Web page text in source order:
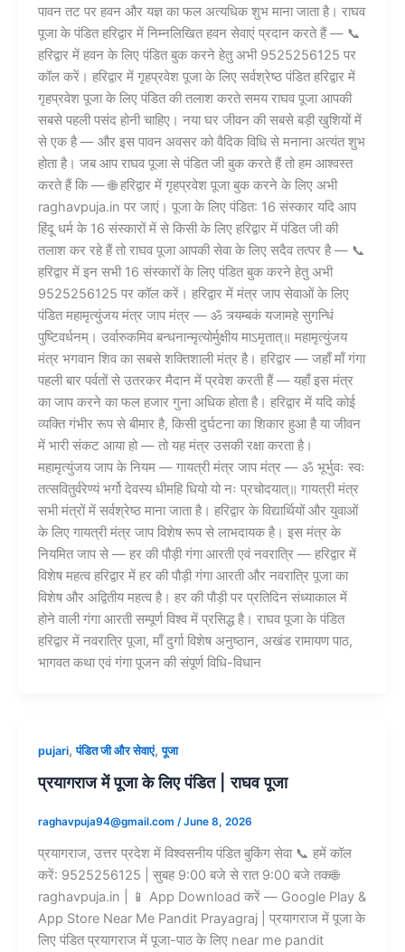
पावन तट पर हवन और यज्ञ का फल अत्यधिक शुभ माना जाता है। राघव
पूजा के पंडित हरिद्वार में निम्नलिखित हवन सेवाएं प्रदान करते हैं — 📞
हरिद्वार में हवन के लिए पंडित बुक करने हेतु अभी 9525256125 पर
कॉल करें। हरिद्वार में गृहप्रवेश पूजा के लिए सर्वश्रेष्ठ पंडित हरिद्वार में
गृहप्रवेश पूजा के लिए पंडित की तलाश करते समय राघव पूजा आपकी
सबसे पहली पसंद होनी चाहिए। नया घर जीवन की सबसे बड़ी खुशियों में
से एक है — और इस पावन अवसर को वैदिक विधि से मनाना अत्यंत शुभ
होता है। जब आप राघव पूजा से पंडित जी बुक करते हैं तो हम आश्वस्त
करते हैं कि — 🌐 हरिद्वार में गृहप्रवेश पूजा बुक करने के लिए अभी
raghavpuja.in पर जाएं। पूजा के लिए पंडित: 16 संस्कार यदि आप
हिंदू धर्म के 16 संस्कारों में से किसी के लिए हरिद्वार में पंडित जी की
तलाश कर रहे हैं तो राघव पूजा आपकी सेवा के लिए सदैव तत्पर है — 📞
हरिद्वार में इन सभी 16 संस्कारों के लिए पंडित बुक करने हेतु अभी
9525256125 पर कॉल करें। हरिद्वार में मंत्र जाप सेवाओं के लिए
पंडित महामृत्युंजय मंत्र जाप मंत्र — ॐ त्र्यम्बकं यजामहे सुगन्धिं
पुष्टिवर्धनम्। उर्वारुकमिव बन्धनान्मृत्योर्मुक्षीय माऽमृतात्॥ महामृत्युंजय
मंत्र भगवान शिव का सबसे शक्तिशाली मंत्र है। हरिद्वार — जहाँ माँ गंगा
पहली बार पर्वतों से उतरकर मैदान में प्रवेश करती हैं — यहाँ इस मंत्र
का जाप करने का फल हजार गुना अधिक होता है। हरिद्वार में यदि कोई
व्यक्ति गंभीर रूप से बीमार है, किसी दुर्घटना का शिकार हुआ है या जीवन
में भारी संकट आया हो — तो यह मंत्र उसकी रक्षा करता है।
महामृत्युंजय जाप के नियम — गायत्री मंत्र जाप मंत्र — ॐ भूर्भुवः स्वः
तत्सवितुर्वरेण्यं भर्गो देवस्य धीमहि धियो यो नः प्रचोदयात्॥ गायत्री मंत्र
सभी मंत्रों में सर्वश्रेष्ठ माना जाता है। हरिद्वार के विद्यार्थियों और युवाओं
के लिए गायत्री मंत्र जाप विशेष रूप से लाभदायक है। इस मंत्र के
नियमित जाप से — हर की पौड़ी गंगा आरती एवं नवरात्रि — हरिद्वार में
विशेष महत्व हरिद्वार में हर की पौड़ी गंगा आरती और नवरात्रि पूजा का
विशेष और अद्वितीय महत्व है। हर की पौड़ी पर प्रतिदिन संध्याकाल में
होने वाली गंगा आरती सम्पूर्ण विश्व में प्रसिद्ध है। राघव पूजा के पंडित
हरिद्वार में नवरात्रि पूजा, माँ दुर्गा विशेष अनुष्ठान, अखंड रामायण पाठ,
भागवत कथा एवं गंगा पूजन की संपूर्ण विधि-विधान
pujari,पंडित जी और सेवाएं,पूजा
प्रयागराज में पूजा के लिए पंडित | राघव पूजा
raghavpuja94@gmail.com /June 8, 2026
प्रयागराज, उत्तर प्रदेश में विश्वसनीय पंडित बुकिंग सेवा 📞 हमें कॉल
करें: 9525256125 | सुबह 9:00 बजे से रात 9:00 बजे तक🌐
raghavpuja.in | 📱 App Download करें — Google Play &
App Store Near Me Pandit Prayagraj | प्रयागराज में पूजा के
लिए पंडित प्रयागराज में पूजा-पाठ के लिए near me pandit